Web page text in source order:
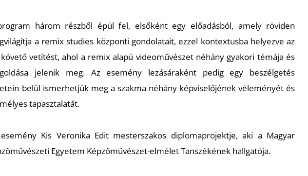
három részből épül fel, elsőként egy előadásból, amely röviden
a remix studies központi gondolatait, ezzel kontextusba helyezve az
vetítést, ahol a remix alapú videoművészet néhány gyakori témája és
jelenik meg. Az esemény lezásáraként pedig egy beszélgetés
belül ismerhetjük meg a szakma néhány képviselőjének véleményét és
tapasztalatát.
Kis Veronika Edit mesterszakos diplomaprojektje, aki a Magyar
Egyetem Képzőművészet-elmélet Tanszékének hallgatója.